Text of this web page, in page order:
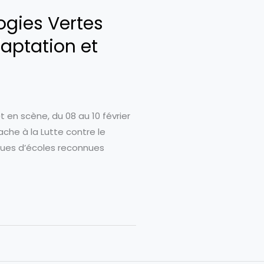
Vertes
et
scène, du 08 au 10 février
à la Lutte contre le
d’écoles reconnues